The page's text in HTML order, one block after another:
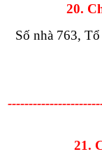
20.
Số nhà 763,
21.